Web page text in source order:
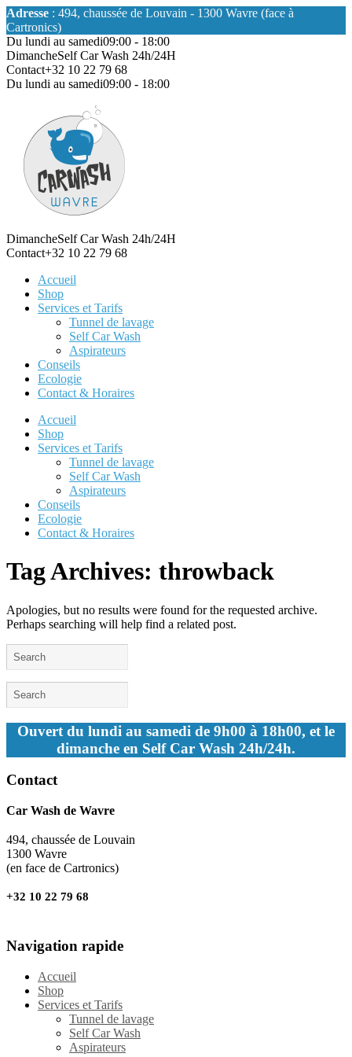
Adresse : 494, chaussée de Louvain - 1300 Wavre (face à
Cartronics)
Du lundi au samedi09:00 - 18:00
DimancheSelf Car Wash 24h/24H
Contact+32 10 22 79 68
Du lundi au samedi09:00 - 18:00
DimancheSelf Car Wash 24h/24H
Contact+32 10 22 79 68
Accueil
Shop
Services et Tarifs
Tunnel de lavage
Self Car Wash
Aspirateurs
Conseils
Ecologie
Contact & Horaires
Accueil
Shop
Services et Tarifs
Tunnel de lavage
Self Car Wash
Aspirateurs
Conseils
Ecologie
Contact & Horaires
Tag Archives: throwback
Apologies, but no results were found for the requested archive.
Perhaps searching will help find a related post.
Ouvert du lundi au samedi de 9h00 à 18h00, et le
dimanche en Self Car Wash 24h/24h.
Contact
Car Wash de Wavre
494, chaussée de Louvain
1300 Wavre
(en face de Cartronics)
+32 10 22 79 68
Navigation rapide
Accueil
Shop
Services et Tarifs
Tunnel de lavage
Self Car Wash
Aspirateurs